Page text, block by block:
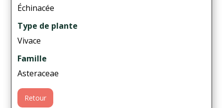
Échinacée
Type de plante
Vivace
Famille
Asteraceae
Retour